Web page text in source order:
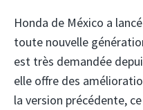
Honda de México a
toute nouvelle
est très demandée
elle offre des
la version précédente,